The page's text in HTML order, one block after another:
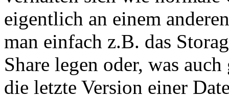
eigentlich an einem
man einfach z.B. das
Share legen oder, was
die letzte Version einer